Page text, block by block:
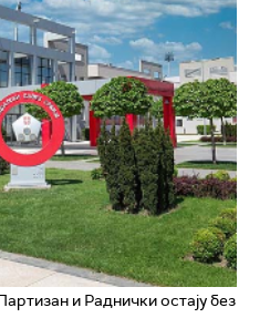
и Раднички остају без